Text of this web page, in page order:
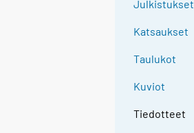
Julkistukset
Katsaukset
Taulukot
Kuviot
Tiedotteet